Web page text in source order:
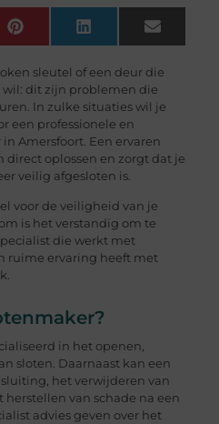
Pinterest LinkedIn Email
sleutel of een deur die
dit zijn problemen die
In zulke situaties wil je
een professionele en
Amersfoort. Een ervaren
oplossen en zorgt dat je
veilig afgesloten is.
voor de veiligheid van je
is het verstandig om te
die werkt met
ruime ervaring heeft met
in het openen,
sloten. Daarnaast kan een
het verwijderen van
van schade na een
advies geven over het